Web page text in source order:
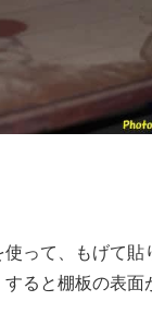
って、もげて貼
ると棚板の表面